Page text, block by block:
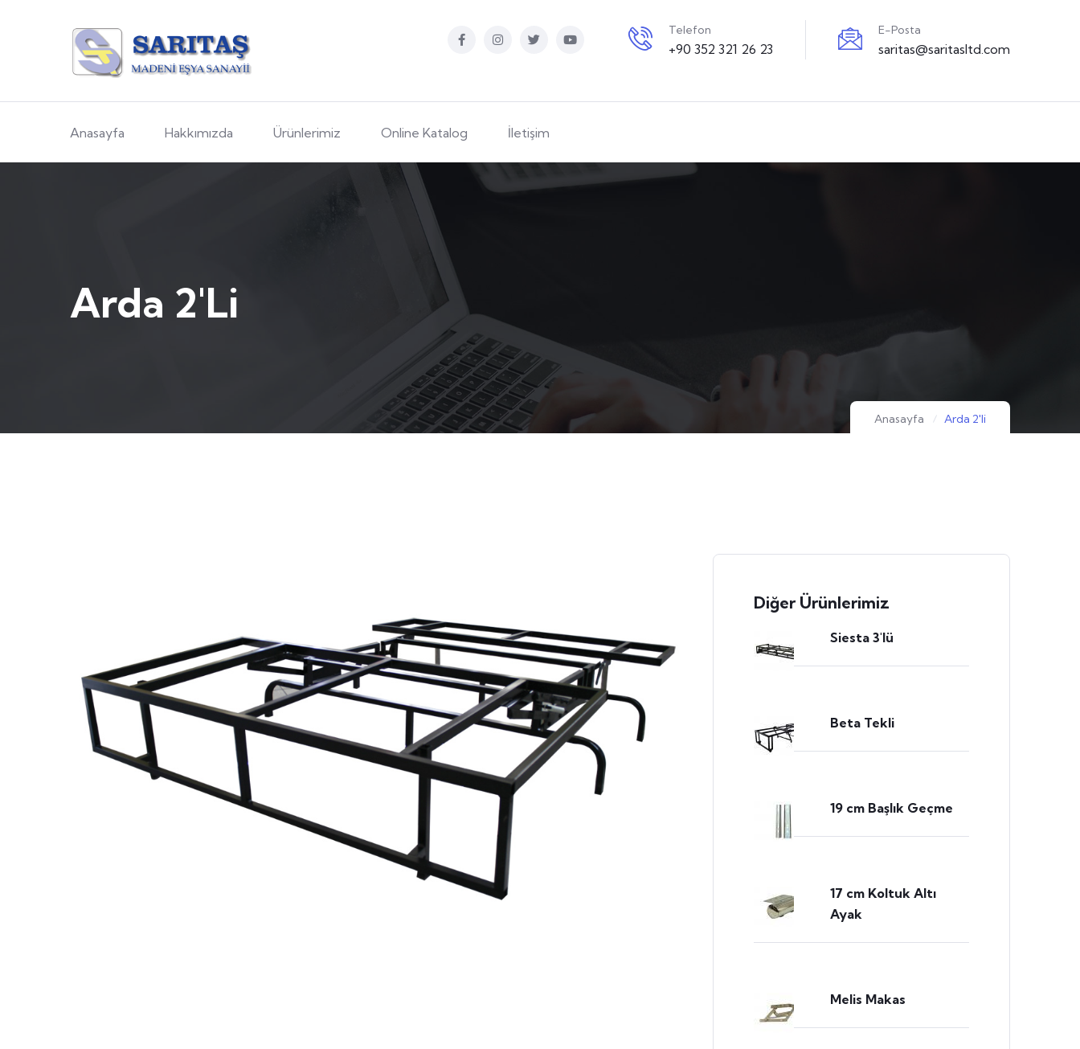
Telefon
+90 352 321 26 23
E-Posta
saritas@saritasltd.com
Anasayfa Hakkımızda Ürünlerimiz Online Katalog İletişim
Arda 2'li
Anasayfa Arda 2'li
Diğer Ürünlerimiz
Siesta 3'lü
Beta Tekli
19 cm Başlık Geçme
17 cm Koltuk Altı
Ayak
Melis Makas